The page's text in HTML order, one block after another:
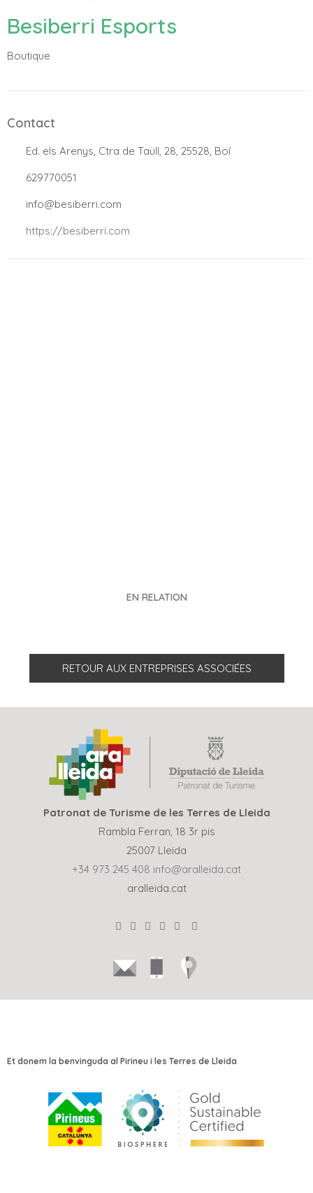
Besiberri Esports
Boutique
Contact
Ed. els Arenys, Ctra de Taüll, 28, 25528, Boí
629770051
info@besiberri.com
https://besiberri.com
EN RELATION
RETOUR AUX ENTREPRISES ASSOCIÉES
Patronat de Turisme de les Terres de Lleida
Rambla Ferran, 18 3r pis
25007 Lleida
+34 973 245 408 info@aralleida.cat
aralleida.cat
Et donem la benvinguda al Pirineu i les Terres de Lleida